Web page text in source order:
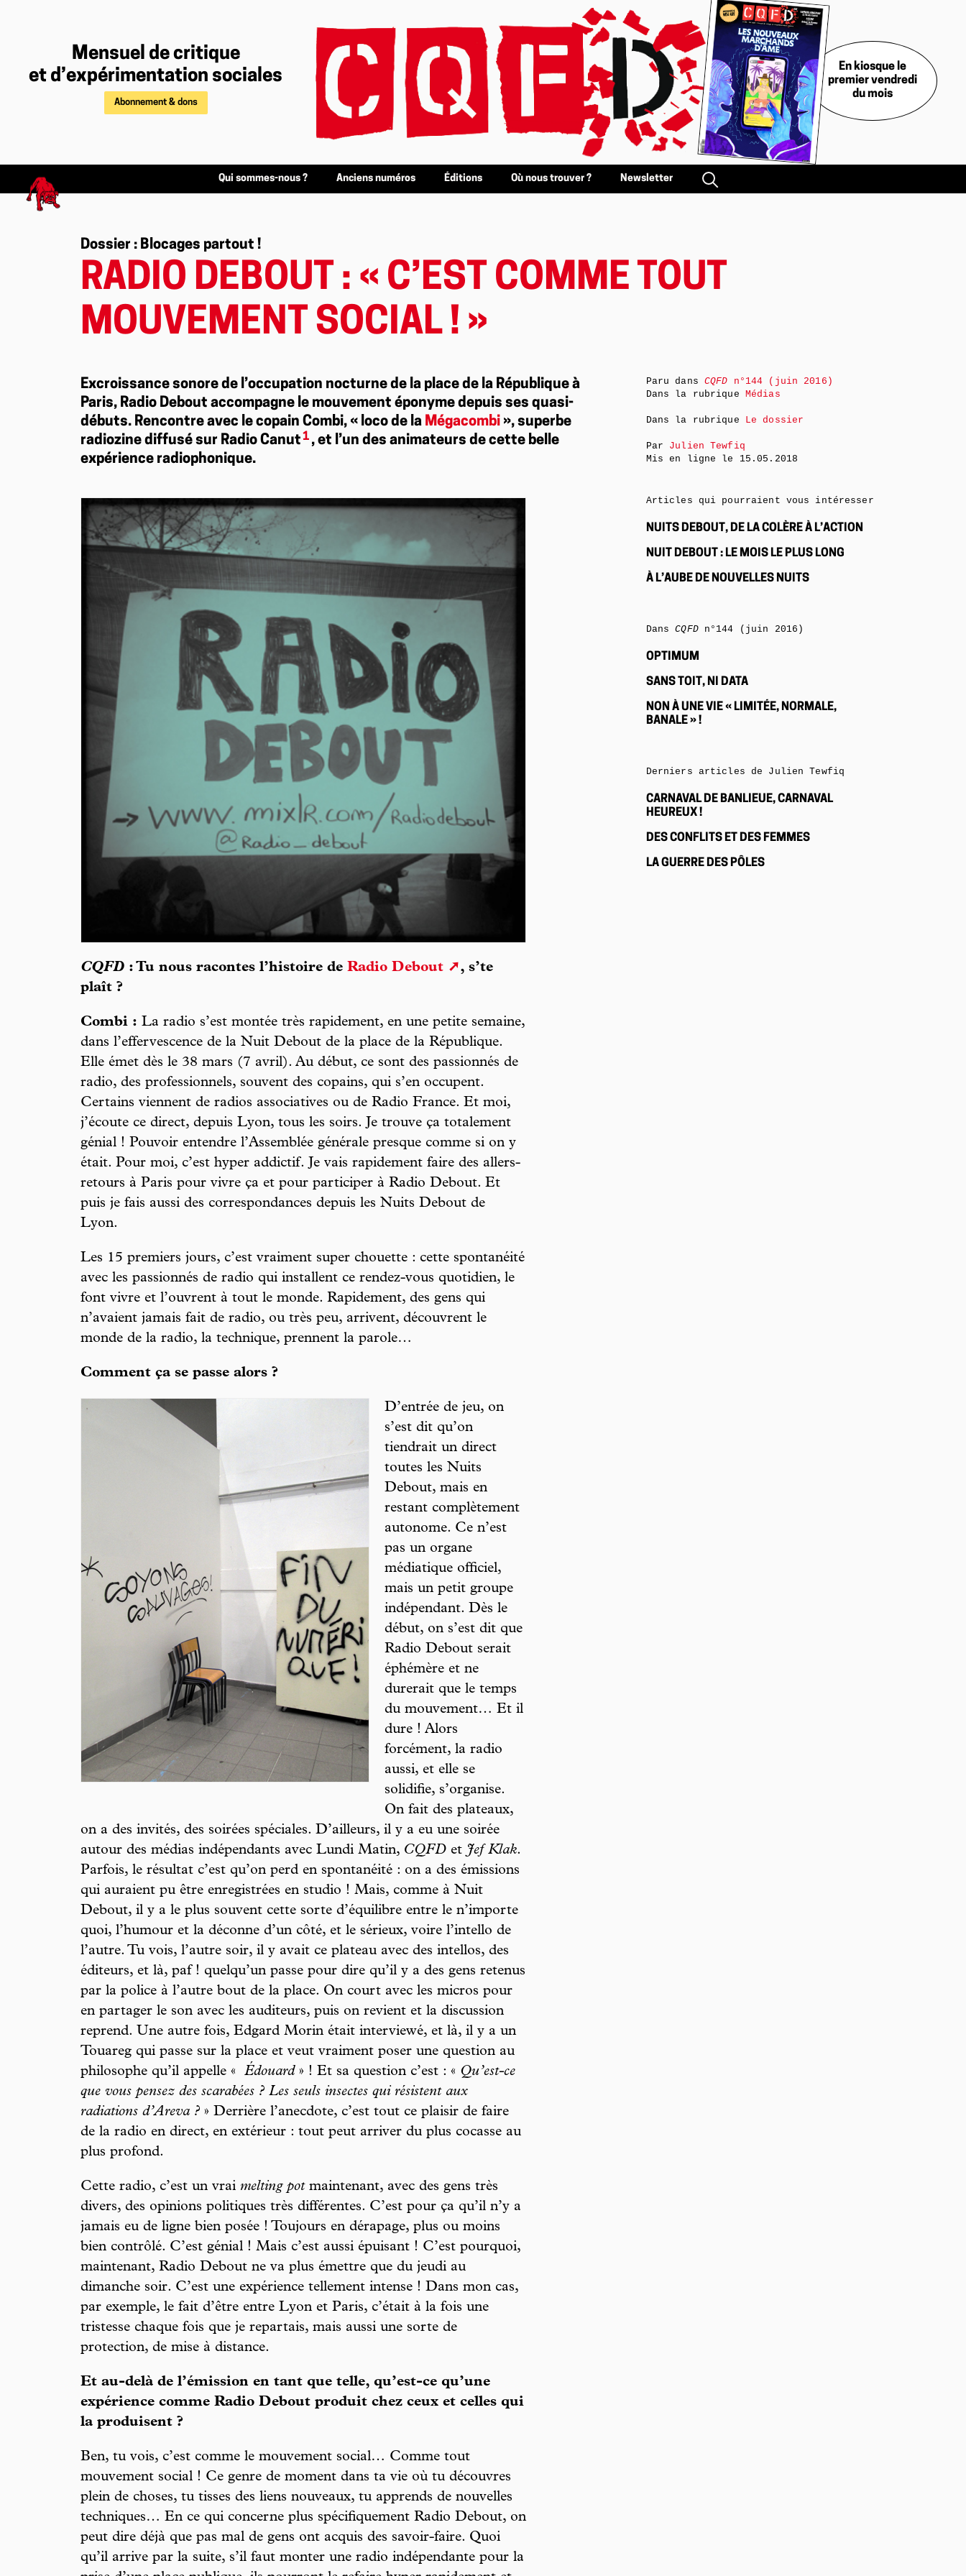
Mensuel de critique
et d’expérimentation sociales
Abonnement & dons
En kiosque le
premier vendredi
du mois
Qui sommes-nous ? Anciens numéros Éditions Où nous trouver ? Newsletter
Dossier : Blocages partout !
RADIO DEBOUT : « C’EST COMME TOUT
MOUVEMENT SOCIAL ! »
Excroissance sonore de l’occupation nocturne de la place de la République à
Paris, Radio Debout accompagne le mouvement éponyme depuis ses quasi-
débuts. Rencontre avec le copain Combi, « loco de la Mégacombi », superbe
radiozine diffusé sur Radio Canut1 , et l’un des animateurs de cette belle
expérience radiophonique.
CQFD : Tu nous racontes l’histoire de Radio Debout
, s’te
plaît ?
Combi : La radio s’est montée très rapidement, en une petite semaine,
dans l’effervescence de la Nuit Debout de la place de la République.
Elle émet dès le 38 mars (7 avril). Au début, ce sont des passionnés de
radio, des professionnels, souvent des copains, qui s’en occupent.
Certains viennent de radios associatives ou de Radio France. Et moi,
j’écoute ce direct, depuis Lyon, tous les soirs. Je trouve ça totalement
génial ! Pouvoir entendre l’Assemblée générale presque comme si on y
était. Pour moi, c’est hyper addictif. Je vais rapidement faire des allers-
retours à Paris pour vivre ça et pour participer à Radio Debout. Et
puis je fais aussi des correspondances depuis les Nuits Debout de
Lyon.
Les 15 premiers jours, c’est vraiment super chouette : cette spontanéité
avec les passionnés de radio qui installent ce rendez-vous quotidien, le
font vivre et l’ouvrent à tout le monde. Rapidement, des gens qui
n’avaient jamais fait de radio, ou très peu, arrivent, découvrent le
monde de la radio, la technique, prennent la parole…
Comment ça se passe alors ?
D’entrée de jeu, on
s’est dit qu’on
tiendrait un direct
toutes les Nuits
Debout, mais en
restant complètement
autonome. Ce n’est
pas un organe
médiatique officiel,
mais un petit groupe
indépendant. Dès le
début, on s’est dit que
Radio Debout serait
éphémère et ne
durerait que le temps
du mouvement… Et il
dure ! Alors
forcément, la radio
aussi, et elle se
solidifie, s’organise.
On fait des plateaux,
on a des invités, des soirées spéciales. D’ailleurs, il y a eu une soirée
autour des médias indépendants avec Lundi Matin, CQFD etJef Klak.
Parfois, le résultat c’est qu’on perd en spontanéité : on a des émissions
qui auraient pu être enregistrées en studio ! Mais, comme à Nuit
Debout, il y a le plus souvent cette sorte d’équilibre entre le n’importe
quoi, l’humour et la déconne d’un côté, et le sérieux, voire l’intello de
l’autre. Tu vois, l’autre soir, il y avait ce plateau avec des intellos, des
éditeurs, et là, paf ! quelqu’un passe pour dire qu’il y a des gens retenus
par la police à l’autre bout de la place. On court avec les micros pour
en partager le son avec les auditeurs, puis on revient et la discussion
reprend. Une autre fois, Edgard Morin était interviewé, et là, il y a un
Touareg qui passe sur la place et veut vraiment poser une question au
philosophe qu’il appelle «
Édouard » ! Et sa question c’est : « Qu’est-ce
que vous pensez des scarabées ? Les seuls insectes qui résistent aux
radiations d’Areva ? » Derrière l’anecdote, c’est tout ce plaisir de faire
de la radio en direct, en extérieur : tout peut arriver du plus cocasse au
plus profond.
Cette radio, c’est un vrai melting potmaintenant, avec des gens très
divers, des opinions politiques très différentes. C’est pour ça qu’il n’y a
jamais eu de ligne bien posée ! Toujours en dérapage, plus ou moins
bien contrôlé. C’est génial ! Mais c’est aussi épuisant ! C’est pourquoi,
maintenant, Radio Debout ne va plus émettre que du jeudi au
dimanche soir. C’est une expérience tellement intense ! Dans mon cas,
par exemple, le fait d’être entre Lyon et Paris, c’était à la fois une
tristesse chaque fois que je repartais, mais aussi une sorte de
protection, de mise à distance.
Et au-delà de l’émission en tant que telle, qu’est-ce qu’une
expérience comme Radio Debout produit chez ceux et celles qui
la produisent ?
Ben, tu vois, c’est comme le mouvement social… Comme tout
mouvement social ! Ce genre de moment dans ta vie où tu découvres
plein de choses, tu tisses des liens nouveaux, tu apprends de nouvelles
techniques… En ce qui concerne plus spécifiquement Radio Debout, on
peut dire déjà que pas mal de gens ont acquis des savoir-faire. Quoi
qu’il arrive par la suite, s’il faut monter une radio indépendante pour la
Paru dans CQFD n°144 (juin 2016)
Dans la rubrique Médias
Dans la rubrique Le dossier
Par Julien Tewfiq
Mis en ligne le 15.05.2018
Articles qui pourraient vous intéresser
NUITS DEBOUT, DE LA COLÈRE À L’ACTION
NUIT DEBOUT : LE MOIS LE PLUS LONG
À L’AUBE DE NOUVELLES NUITS
DansCQFDn°144 (juin 2016)
OPTIMUM
SANS TOIT, NI DATA
NON À UNE VIE « LIMITÉE, NORMALE,
BANALE » !
Derniers articles de Julien Tewfiq
CARNAVAL DE BANLIEUE, CARNAVAL
HEUREUX !
DES CONFLITS ET DES FEMMES
LA GUERRE DES PÔLES